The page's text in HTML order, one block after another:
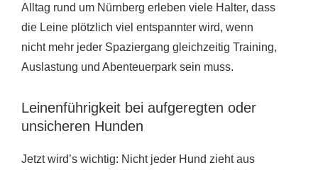
Alltag rund um Nürnberg erleben viele Halter, dass
die Leine plötzlich viel entspannter wird, wenn
nicht mehr jeder Spaziergang gleichzeitig Training,
Auslastung und Abenteuerpark sein muss.
Leinenführigkeit bei aufgeregten oder
unsicheren Hunden
Jetzt wird’s wichtig: Nicht jeder Hund zieht aus